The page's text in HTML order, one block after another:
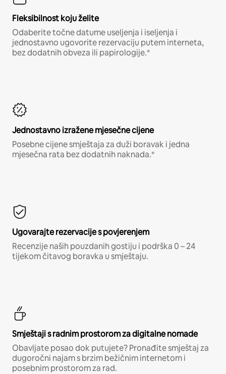
Fleksibilnost koju želite
Odaberite točne datume useljenja i iseljenja i
jednostavno ugovorite rezervaciju putem interneta,
bez dodatnih obveza ili papirologije.*
Jednostavno izražene mjesečne cijene
Posebne cijene smještaja za duži boravak i jedna
mjesečna rata bez dodatnih naknada.*
Ugovarajte rezervacije s povjerenjem
Recenzije naših pouzdanih gostiju i podrška 0 – 24
tijekom čitavog boravka u smještaju.
Smještaji s radnim prostorom za digitalne nomade
Obavljate posao dok putujete? Pronađite smještaj za
dugoročni najam s brzim bežičnim internetom i
posebnim prostorom za rad.